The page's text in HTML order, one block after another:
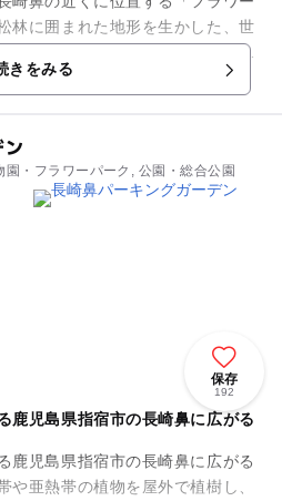
林に囲まれた地形を生かした、世
公園です。36.5ヘクタールの広大
きをみる
・フラワーパーク, 公園・総合公園
保存
192
鹿児島県指宿市の長崎鼻に広がる
鹿児島県指宿市の長崎鼻に広がる
や亜熱帯の植物を屋外で植樹し、